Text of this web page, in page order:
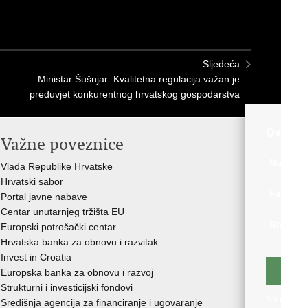
Sljedeća
Ministar Šušnjar: Kvalitetna regulacija važan je
preduvjet konkurentnog hrvatskog gospodarstva
Važne poveznice
Vlada Republike Hrvatske
Hrvatski sabor
Portal javne nabave
Centar unutarnjeg tržišta EU
Europski potrošački centar
Hrvatska banka za obnovu i razvitak
Invest in Croatia
Europska banka za obnovu i razvoj
Strukturni i investicijski fondovi
Središnja agencija za financiranje i ugovaranje